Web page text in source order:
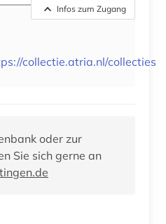
Infos zum Zugang
collectie.atria.nl/collecties
oder zur
Sie sich gerne an